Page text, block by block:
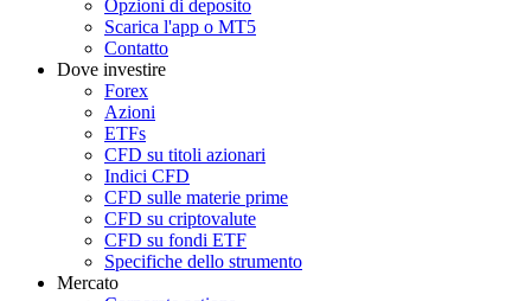
Opzioni di deposito
Scarica l'app o MT5
Contatto
Dove investire
Forex
Azioni
ETFs
CFD su titoli azionari
Indici CFD
CFD sulle materie prime
CFD su criptovalute
CFD su fondi ETF
Specifiche dello strumento
Mercato